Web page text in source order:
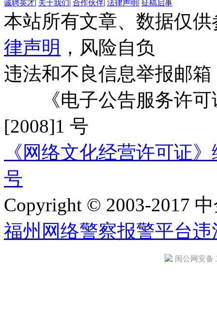
诚聘英才 关于我们 合作伙伴 法律声明 征稿启事
本站所有文章、数据仅
律声明 ，风险自负
违法和不良信息举报邮箱
《电子公告服务许可
[2008]1 号
《网络文化经营许可证
号
Copyright © 2003-2017
福州网络警察报警平台违
闽公网安备